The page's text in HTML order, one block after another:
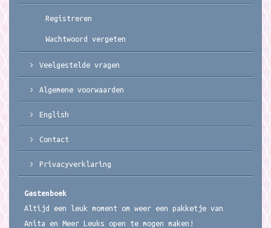
Registreren
Wachtwoord vergeten
Veelgestelde vragen
Algemene voorwaarden
English
Contact
Privacyverklaring
Gastenboek
Altijd een leuk moment om weer een pakketje van
Anita en Meer Leuks open te mogen maken!